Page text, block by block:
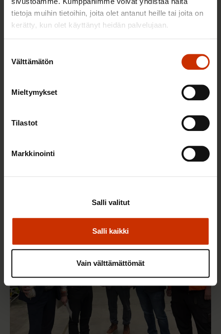
tietoja muihin tietoihin, joita olet antanut heille tai joita on
kerätty, kun olet käyttänyt heidän palvelujaan.
valinta
Välttämätön
Mieltymykset
Tilastot
Markkinointi
Salli kaikki
Salli valitut
Vain välttämättömät
TERVE JA HYVÄ TYÖELÄMÄ
2.6.2026 11:00
hyvinvoiva työelämä on yhteinen asia